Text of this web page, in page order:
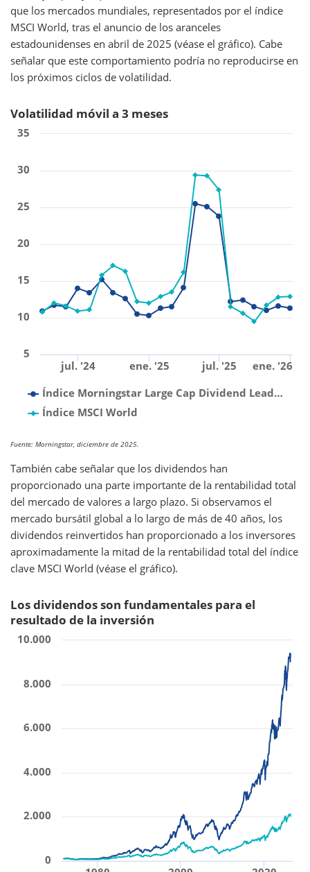
que los mercados mundiales, representados por el índice
MSCI World, tras el anuncio de los aranceles
estadounidenses en abril de 2025 (véase el gráfico). Cabe
señalar que este comportamiento podría no reproducirse en
los próximos ciclos de volatilidad.
Volatilidad móvil a 3 meses
Índice Morningstar Large Cap Dividend Lead…
Índice MSCI World
jul. '24 ene. '25 jul. '25 ene. '26
5
10
15
20
25
30
35
Fuente: Morningstar, diciembre de 2025.
También cabe señalar que los dividendos han
proporcionado una parte importante de la rentabilidad total
del mercado de valores a largo plazo. Si observamos el
mercado bursátil global a lo largo de más de 40 años, los
dividendos reinvertidos han proporcionado a los inversores
aproximadamente la mitad de la rentabilidad total del índice
clave MSCI World (véase el gráfico).
Los dividendos son fundamentales para el
resultado de la inversión
0
2.000
4.000
6.000
8.000
10.000